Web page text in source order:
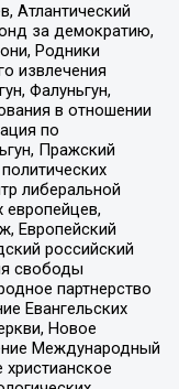
Атлантический
за демократию,
Родники
извлечения
Фалуньгун,
в отношении
по
Пражский
либеральной
Европейский
российский
свободы
партнерство
Евангельских
Новое
Международный